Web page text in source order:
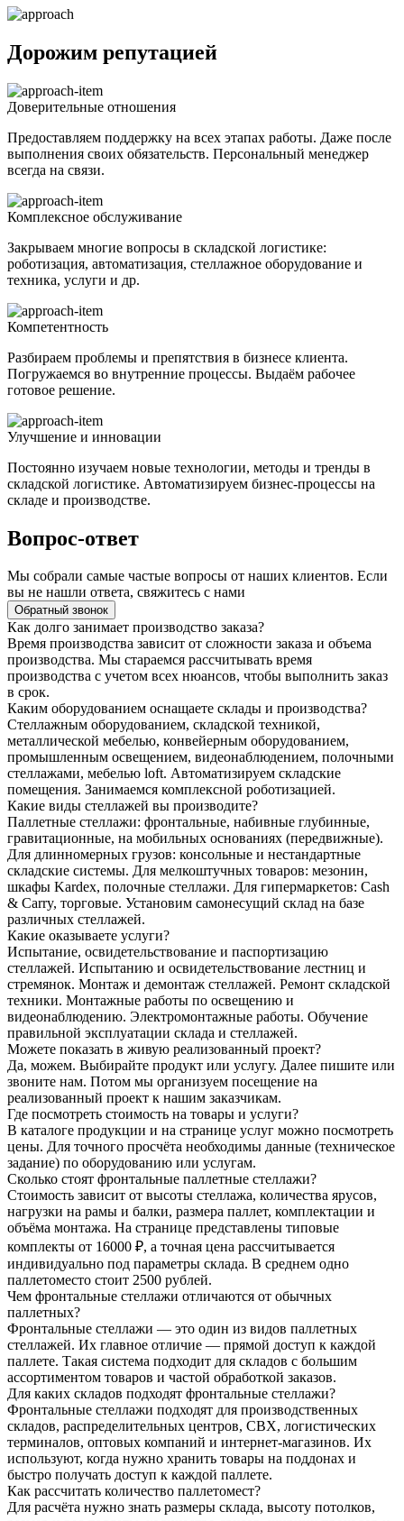
Дорожим репутацией
Доверительные отношения
Предоставляем поддержку на всех этапах работы. Даже после
выполнения своих обязательств. Персональный менеджер
всегда на связи.
Комплексное обслуживание
Закрываем многие вопросы в складской логистике:
роботизация, автоматизация, стеллажное оборудование и
техника, услуги и др.
Компетентность
Разбираем проблемы и препятствия в бизнесе клиента.
Погружаемся во внутренние процессы. Выдаём рабочее
готовое решение.
Улучшение и инновации
Постоянно изучаем новые технологии, методы и тренды в
складской логистике. Автоматизируем бизнес-процессы на
складе и производстве.
Вопрос-ответ
Мы собрали самые частые вопросы от наших клиентов. Если
вы не нашли ответа, свяжитесь с нами
Обратный звонок
Как долго занимает производство заказа?
Время производства зависит от сложности заказа и объема
производства. Мы стараемся рассчитывать время
производства с учетом всех нюансов, чтобы выполнить заказ
в срок.
Каким оборудованием оснащаете склады и производства?
Стеллажным оборудованием, складской техникой,
металлической мебелью, конвейерным оборудованием,
промышленным освещением, видеонаблюдением, полочными
стеллажами, мебелью loft. Автоматизируем складские
помещения. Занимаемся комплексной роботизацией.
Какие виды стеллажей вы производите?
Паллетные стеллажи: фронтальные, набивные глубинные,
гравитационные, на мобильных основаниях (передвижные).
Для длинномерных грузов: консольные и нестандартные
складские системы. Для мелкоштучных товаров: мезонин,
шкафы Kardex, полочные стеллажи. Для гипермаркетов: Cash
& Carry, торговые. Установим самонесущий склад на базе
различных стеллажей.
Какие оказываете услуги?
Испытание, освидетельствование и паспортизацию
стеллажей. Испытанию и освидетельствование лестниц и
стремянок. Монтаж и демонтаж стеллажей. Ремонт складской
техники. Монтажные работы по освещению и
видеонаблюдению. Электромонтажные работы. Обучение
правильной эксплуатации склада и стеллажей.
Можете показать в живую реализованный проект?
Да, можем. Выбирайте продукт или услугу. Далее пишите или
звоните нам. Потом мы организуем посещение на
реализованный проект к нашим заказчикам.
Где посмотреть стоимость на товары и услуги?
В каталоге продукции и на странице услуг можно посмотреть
цены. Для точного просчёта необходимы данные (техническое
задание) по оборудованию или услугам.
Сколько стоят фронтальные паллетные стеллажи?
Стоимость зависит от высоты стеллажа, количества ярусов,
нагрузки на рамы и балки, размера паллет, комплектации и
объёма монтажа. На странице представлены типовые
комплекты от 16000 ₽, а точная цена рассчитывается
индивидуально под параметры склада. В среднем одно
паллетоместо стоит 2500 рублей.
Чем фронтальные стеллажи отличаются от обычных
паллетных?
Фронтальные стеллажи — это один из видов паллетных
стеллажей. Их главное отличие — прямой доступ к каждой
паллете. Такая система подходит для складов с большим
ассортиментом товаров и частой обработкой заказов.
Для каких складов подходят фронтальные стеллажи?
Фронтальные стеллажи подходят для производственных
складов, распределительных центров, СВХ, логистических
терминалов, оптовых компаний и интернет-магазинов. Их
используют, когда нужно хранить товары на поддонах и
быстро получать доступ к каждой паллете.
Как рассчитать количество паллетомест?
Для расчёта нужно знать размеры склада, высоту потолков,